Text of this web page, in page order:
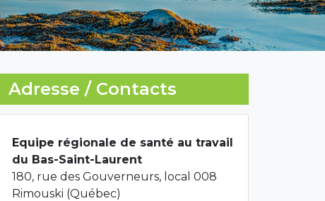
Adresse / Contacts
Equipe régionale de santé au travail
du Bas-Saint-Laurent
180, rue des Gouverneurs, local 008
Rimouski (Québec)